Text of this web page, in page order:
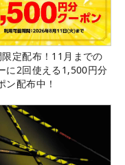
定配布！11月までの
に2回使える1,500円分
ン配布中！